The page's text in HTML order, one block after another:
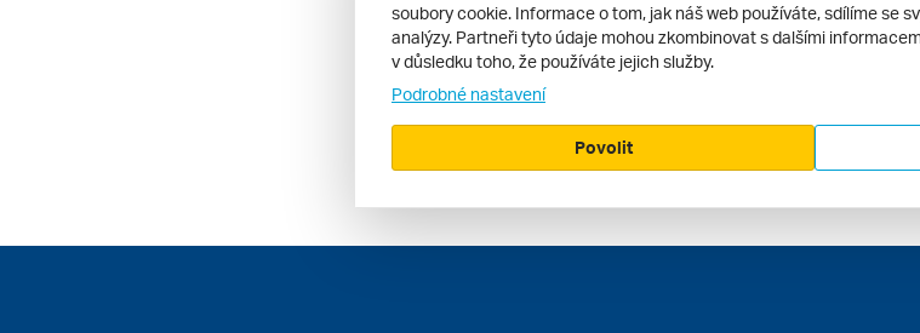
soubory cookie. Informace o tom, jak náš web používáte, sdílíme se
analýzy. Partneři tyto údaje mohou zkombinovat s dalšími
v důsledku toho, že používáte jejich služby.
Podrobné nastavení
Povolit